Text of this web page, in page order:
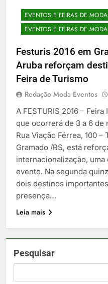
EVENTOS E FEIRAS DE
EVENTOS E FEIRAS DE
Festuris 2016 em
Aruba reforçam
Feira de Turismo
Redação Moda Eventos
A FESTURIS 2016 –
que ocorrerá de 3 a 6 de
Rua Viação Férrea, 100
Gramado /RS, está
internacionalização,
evento. Na segunda
dois destinos
presença…
Leia mais
Pesquisar